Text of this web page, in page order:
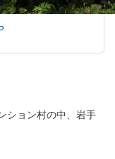
ション村の中、岩手